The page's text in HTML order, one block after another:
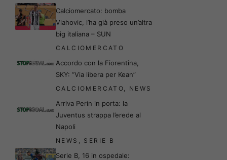
Calciomercato: bomba
Vlahovic, l’ha già preso un’altra
big italiana – SUN
CALCIOMERCATO
Accordo con la Fiorentina,
SKY: “Via libera per Kean”
CALCIOMERCATO NEWS
Arriva Perin in porta: la
Juventus strappa l’erede al
Napoli
NEWS SERIE B
Serie B, 16 in ospedale: